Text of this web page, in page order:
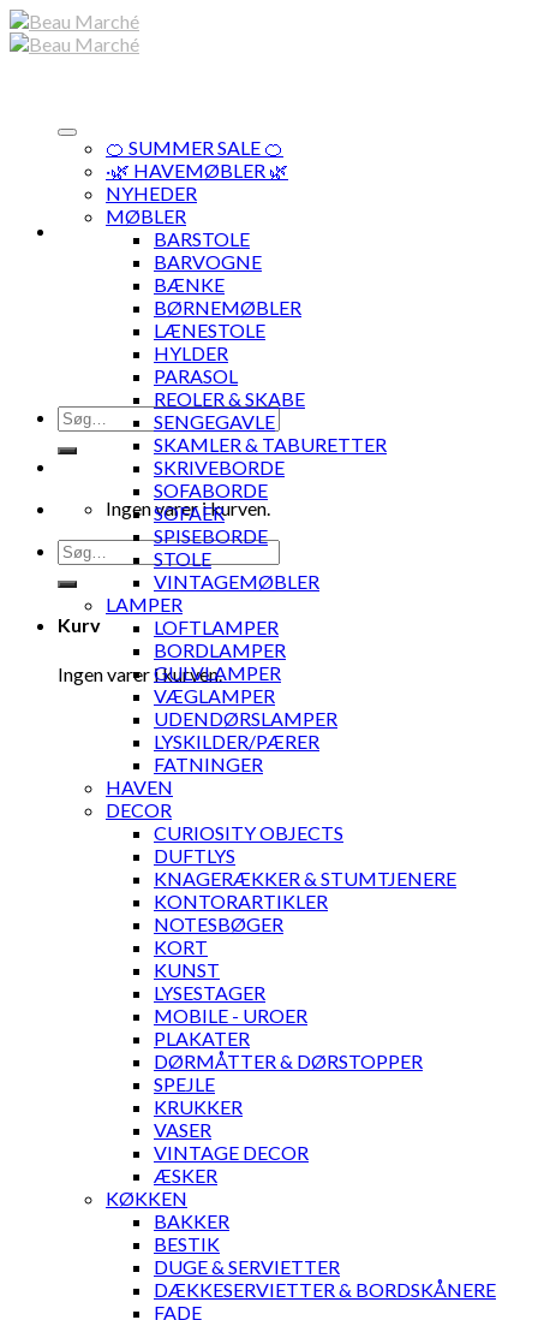
Skip
to
Søg
efter:
Ingen varer i kurven.
Søg
efter:
Kurv
Ingen varer i kurven.
🍊 SUMMER SALE 🍊
·🌿 HAVEMØBLER 🌿
NYHEDER
MØBLER
BARSTOLE
BARVOGNE
BÆNKE
BØRNEMØBLER
LÆNESTOLE
HYLDER
PARASOL
REOLER & SKABE
SENGEGAVLE
SKAMLER & TABURETTER
SKRIVEBORDE
SOFABORDE
SOFAER
SPISEBORDE
STOLE
VINTAGEMØBLER
LAMPER
LOFTLAMPER
BORDLAMPER
GULVLAMPER
VÆGLAMPER
UDENDØRSLAMPER
LYSKILDER/PÆRER
FATNINGER
HAVEN
DECOR
CURIOSITY OBJECTS
DUFTLYS
KNAGERÆKKER & STUMTJENERE
KONTORARTIKLER
NOTESBØGER
KORT
KUNST
LYSESTAGER
MOBILE - UROER
PLAKATER
DØRMÅTTER & DØRSTOPPER
SPEJLE
KRUKKER
VASER
VINTAGE DECOR
ÆSKER
KØKKEN
BAKKER
BESTIK
DUGE & SERVIETTER
DÆKKESERVIETTER & BORDSKÅNERE
FADE